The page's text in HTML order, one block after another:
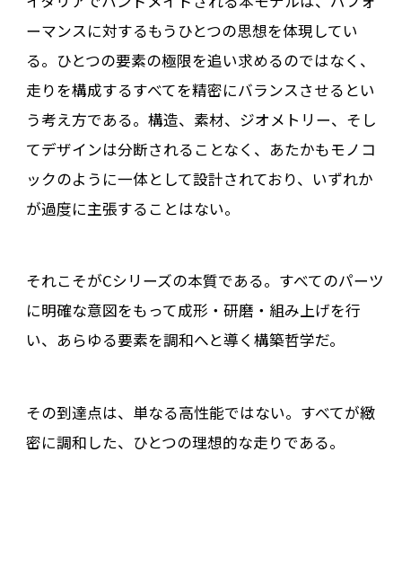
ーマンスに対するもうひとつの思想を体現してい
る。ひとつの要素の極限を追い求めるのではなく、
走りを構成するすべてを精密にバランスさせるとい
う考え方である。構造、素材、ジオメトリー、そし
てデザインは分断されることなく、あたかもモノコ
ックのように一体として設計されており、いずれか
が過度に主張することはない。
それこそがCシリーズの本質である。すべてのパーツ
に明確な意図をもって成形・研磨・組み上げを行
い、あらゆる要素を調和へと導く構築哲学だ。
その到達点は、単なる高性能ではない。すべてが緻
密に調和した、ひとつの理想的な走りである。